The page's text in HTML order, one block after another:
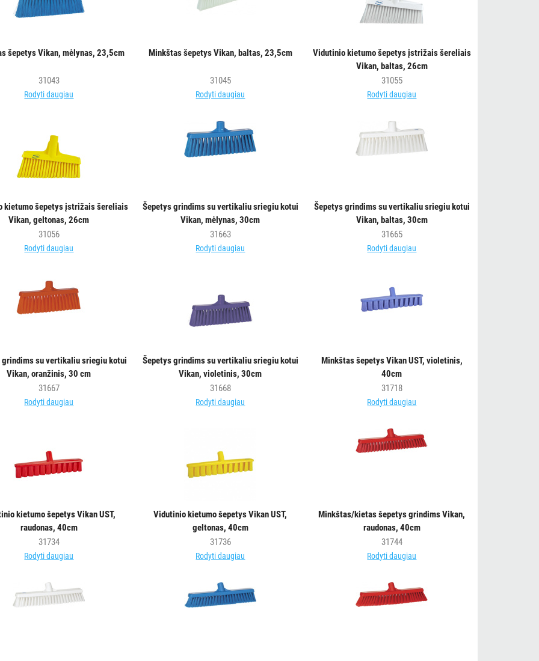
šepetys Vikan, mėlynas, 23,5cm
31043
Rodyti daugiau
Minkštas šepetys Vikan, baltas, 23,5cm
31045
Rodyti daugiau
Vidutinio kietumo šepetys įstrižais šereliais
Vikan, baltas, 26cm
31055
Rodyti daugiau
kietumo šepetys įstrižais šereliais
Vikan, geltonas, 26cm
31056
Rodyti daugiau
Šepetys grindims su vertikaliu sriegiu kotui
Vikan, mėlynas, 30cm
31663
Rodyti daugiau
Šepetys grindims su vertikaliu sriegiu kotui
Vikan, baltas, 30cm
31665
Rodyti daugiau
grindims su vertikaliu sriegiu kotui
Vikan, oranžinis, 30 cm
31667
Rodyti daugiau
Šepetys grindims su vertikaliu sriegiu kotui
Vikan, violetinis, 30cm
31668
Rodyti daugiau
Minkštas šepetys Vikan UST, violetinis,
40cm
31718
Rodyti daugiau
kietumo šepetys Vikan UST,
raudonas, 40cm
31734
Rodyti daugiau
Vidutinio kietumo šepetys Vikan UST,
geltonas, 40cm
31736
Rodyti daugiau
Minkštas/kietas šepetys grindims Vikan,
raudonas, 40cm
31744
Rodyti daugiau